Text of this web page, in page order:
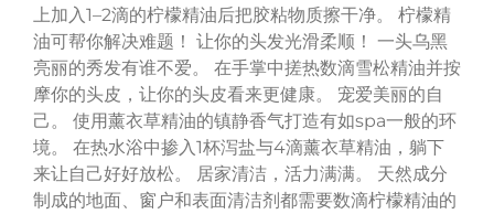
上加入1–2滴的柠檬精油后把胶粘物质擦干净。 柠檬精
油可帮你解决难题！ 让你的头发光滑柔顺！ 一头乌黑
亮丽的秀发有谁不爱。 在手掌中搓热数滴雪松精油并按
摩你的头皮，让你的头皮看来更健康。 宠爱美丽的自
己。 使用薰衣草精油的镇静香气打造有如spa一般的环
境。 在热水浴中掺入1杯泻盐与4滴薰衣草精油，躺下
来让自己好好放松。 居家清洁，活力满满。 天然成分
制成的地面、窗户和表面清洁剂都需要数滴柠檬精油的